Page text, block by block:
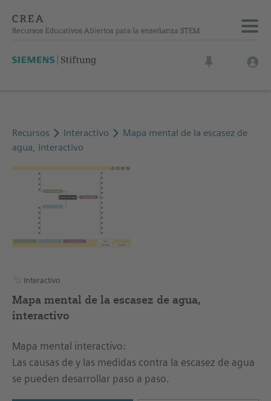
Recursos Interactivo
Mapa mental de la escasez de
agua, interactivo
Interactivo
Mapa mental de la escasez de agua,
interactivo
Mapa mental interactivo:
Las causas de y las medidas contra la escasez de agua
se pueden desarrollar paso a paso.